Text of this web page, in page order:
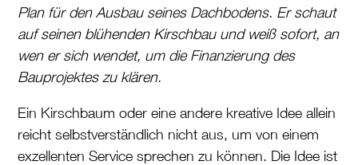
Plan für den Ausbau seines Dachbodens. Er schaut
auf seinen blühenden Kirschbau und weiß sofort, an
wen er sich wendet, um die Finanzierung des
Bauprojektes zu klären.
Ein Kirschbaum oder eine andere kreative Idee allein
reicht selbstverständlich nicht aus, um von einem
exzellenten Service sprechen zu können. Die Idee ist